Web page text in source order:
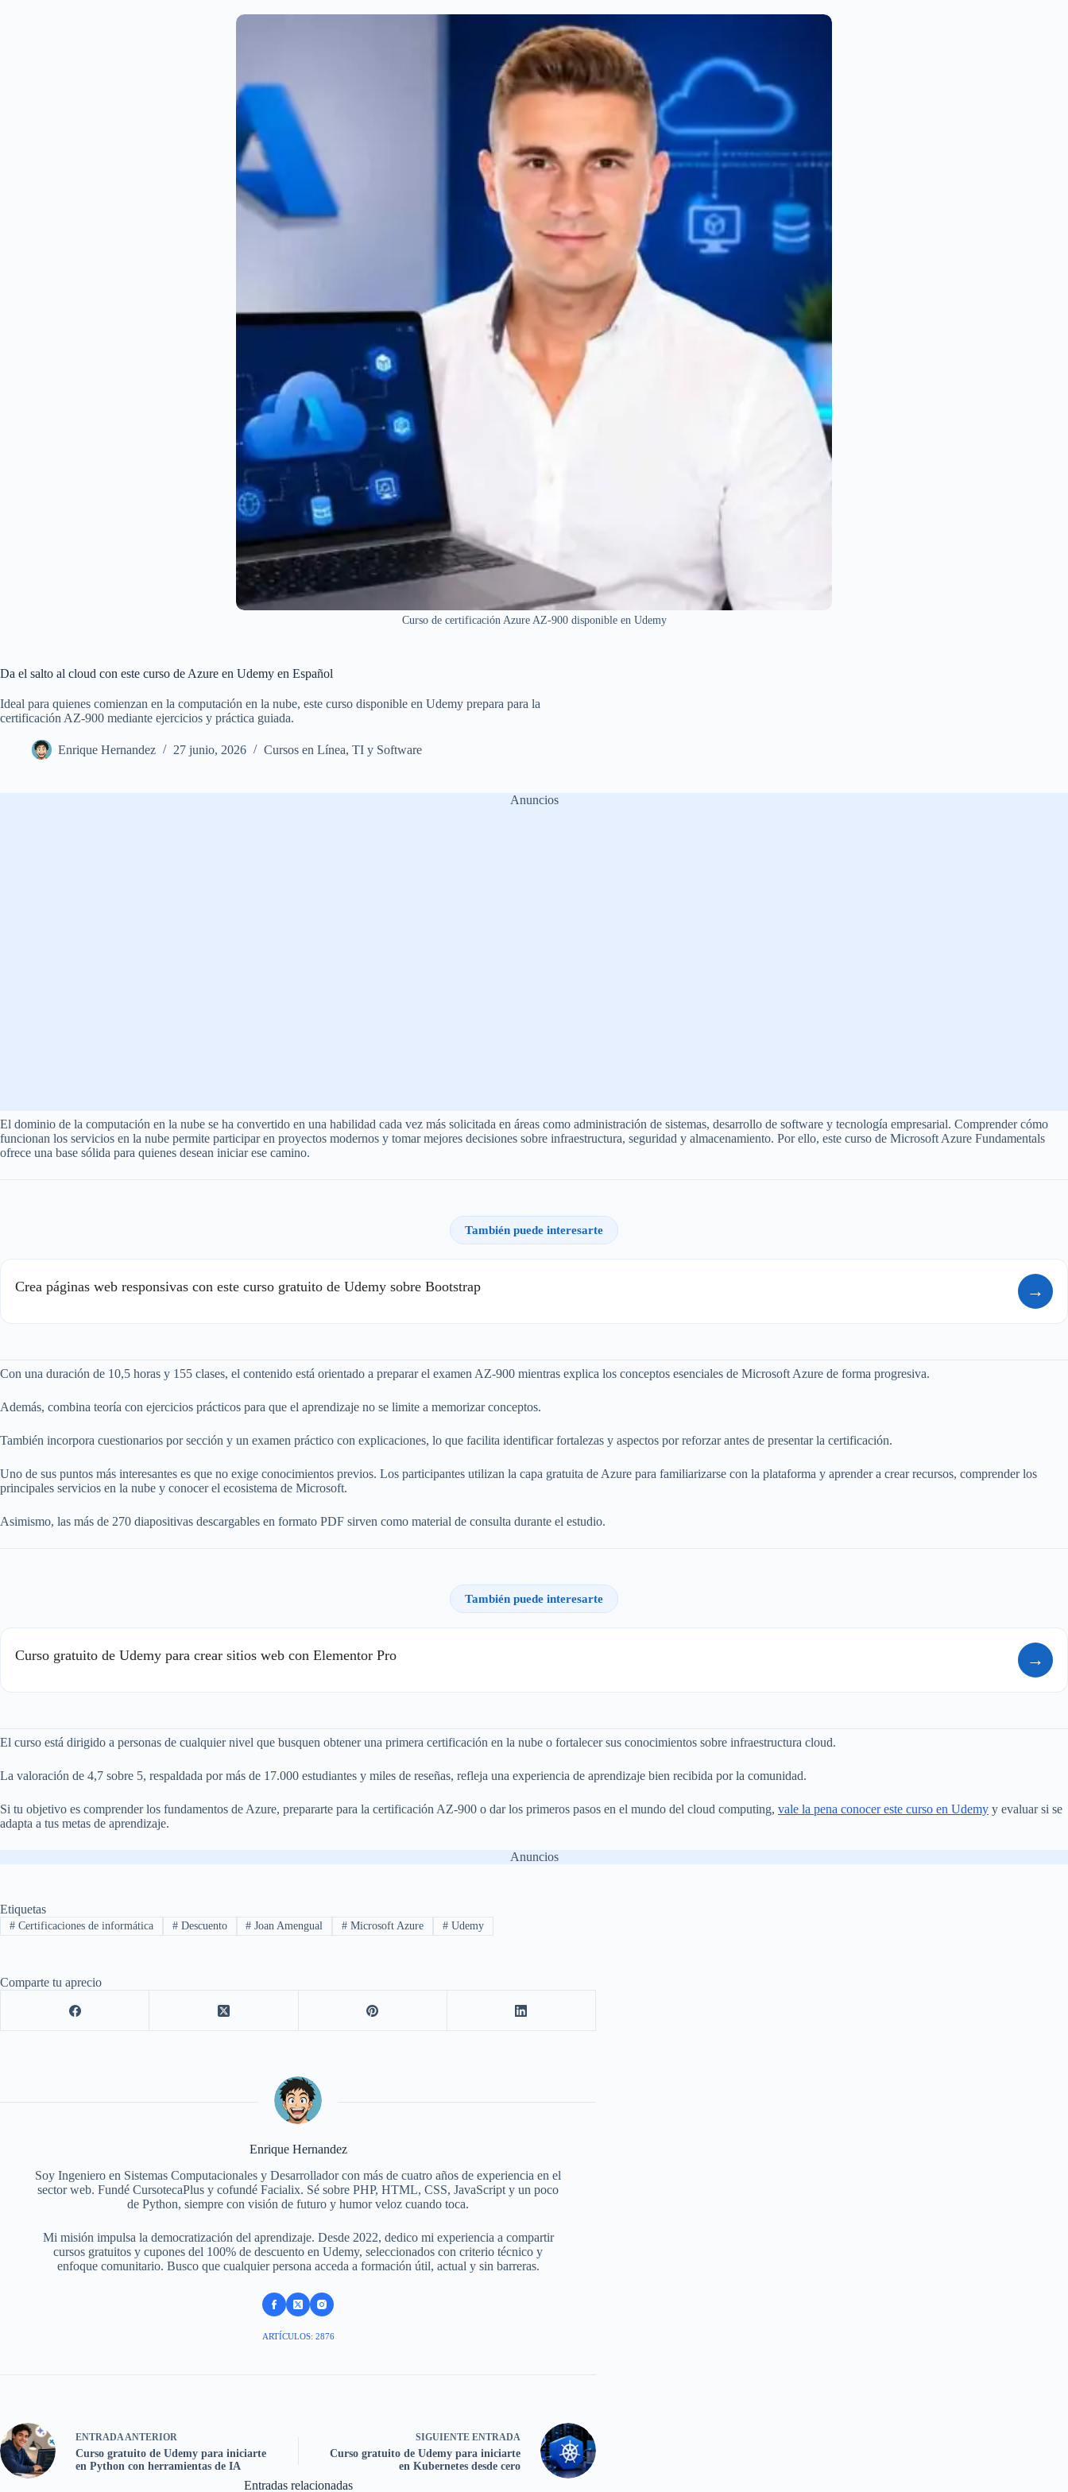
Curso de certificación Azure AZ-900 disponible en Udemy
Da el salto al cloud con este curso de Azure en Udemy en Español
Ideal para quienes comienzan en la computación en la nube, este curso disponible en Udemy prepara para la
certificación AZ-900 mediante ejercicios y práctica guiada.
Enrique Hernandez 27 junio, 2026 Cursos en Línea, TI y Software
Anuncios
El dominio de la computación en la nube se ha convertido en una habilidad cada vez más solicitada en áreas como administración de sistemas, desarrollo de software y tecnología empresarial. Comprender cómo
funcionan los servicios en la nube permite participar en proyectos modernos y tomar mejores decisiones sobre infraestructura, seguridad y almacenamiento. Por ello, este curso de Microsoft Azure Fundamentals
ofrece una base sólida para quienes desean iniciar ese camino.
También puede interesarte
Crea páginas web responsivas con este curso gratuito de Udemy sobre Bootstrap →
Con una duración de 10,5 horas y 155 clases, el contenido está orientado a preparar el examen AZ-900 mientras explica los conceptos esenciales de Microsoft Azure de forma progresiva.
Además, combina teoría con ejercicios prácticos para que el aprendizaje no se limite a memorizar conceptos.
También incorpora cuestionarios por sección y un examen práctico con explicaciones, lo que facilita identificar fortalezas y aspectos por reforzar antes de presentar la certificación.
Uno de sus puntos más interesantes es que no exige conocimientos previos. Los participantes utilizan la capa gratuita de Azure para familiarizarse con la plataforma y aprender a crear recursos, comprender los
principales servicios en la nube y conocer el ecosistema de Microsoft.
Asimismo, las más de 270 diapositivas descargables en formato PDF sirven como material de consulta durante el estudio.
También puede interesarte
Curso gratuito de Udemy para crear sitios web con Elementor Pro →
El curso está dirigido a personas de cualquier nivel que busquen obtener una primera certificación en la nube o fortalecer sus conocimientos sobre infraestructura cloud.
La valoración de 4,7 sobre 5, respaldada por más de 17.000 estudiantes y miles de reseñas, refleja una experiencia de aprendizaje bien recibida por la comunidad.
Si tu objetivo es comprender los fundamentos de Azure, prepararte para la certificación AZ-900 o dar los primeros pasos en el mundo del cloud computing, vale la pena conocer este curso en Udemy y evaluar si se
adapta a tus metas de aprendizaje.
Anuncios
Etiquetas
#Certificaciones de informática #Descuento # Joan Amengual # Microsoft Azure # Udemy
Comparte tu aprecio
Enrique Hernandez
Soy Ingeniero en Sistemas Computacionales y Desarrollador con más de cuatro años de experiencia en el
sector web. Fundé CursotecaPlus y cofundé Facialix. Sé sobre PHP, HTML, CSS, JavaScript y un poco
de Python, siempre con visión de futuro y humor veloz cuando toca.
Mi misión impulsa la democratización del aprendizaje. Desde 2022, dedico mi experiencia a compartir
cursos gratuitos y cupones del 100% de descuento en Udemy, seleccionados con criterio técnico y
enfoque comunitario. Busco que cualquier persona acceda a formación útil, actual y sin barreras.
ARTÍCULOS: 2876
ENTRADA ANTERIOR
Curso gratuito de Udemy para iniciarte
en Python con herramientas de IA
SIGUIENTE ENTRADA
Curso gratuito de Udemy para iniciarte
en Kubernetes desde cero
Entradas relacionadas